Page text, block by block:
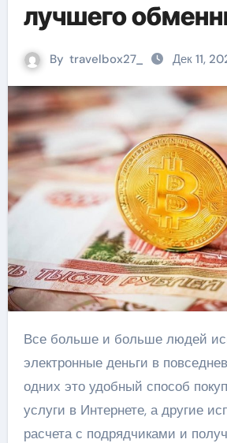
лучшего
By travelbox27_ Дек 11,
Все больше и больше людей используют
электронные деньги в
одних это удобный способ
услуги в Интернете, а другие
расчета с подрядчиками и